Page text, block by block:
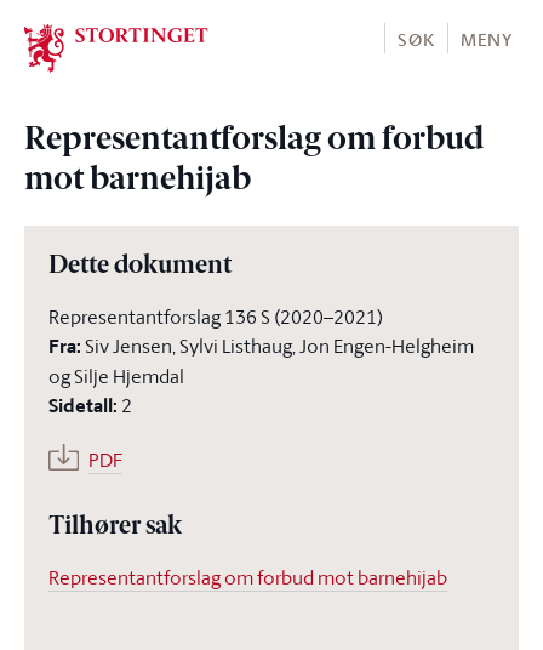
Stortinget.no
SØK MENY
Representantforslag om forbud
mot barnehijab
Dette dokument
Representantforslag 136 S (2020–2021)
Fra:Siv Jensen, Sylvi Listhaug, Jon Engen-Helgheim
og Silje Hjemdal
Sidetall: 2
PDF
Tilhører sak
Representantforslag om forbud mot barnehijab